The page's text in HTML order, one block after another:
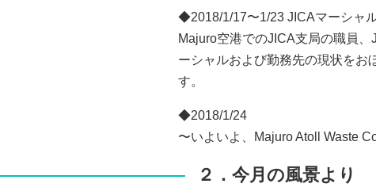
◆2018/1/17〜1/23 JICAマーシャ
Majuro空港でのJICA支局の職員
ーシャルおよび勤務先の現状をお
す。
◆2018/1/24
〜いよいよ、Majuro Atoll Waste
２．今月の風景より